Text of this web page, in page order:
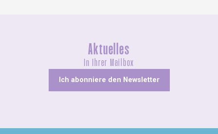
Aktuelles
In Ihrer Mailbox
Ich abonniere den Newsletter